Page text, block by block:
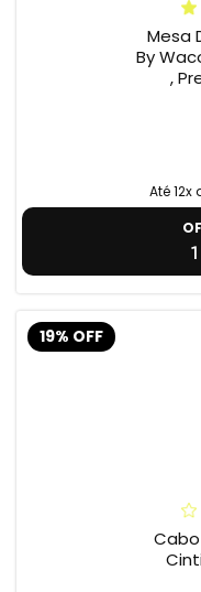
Mesa
By
,
Até 12x
19% OFF
Cabo